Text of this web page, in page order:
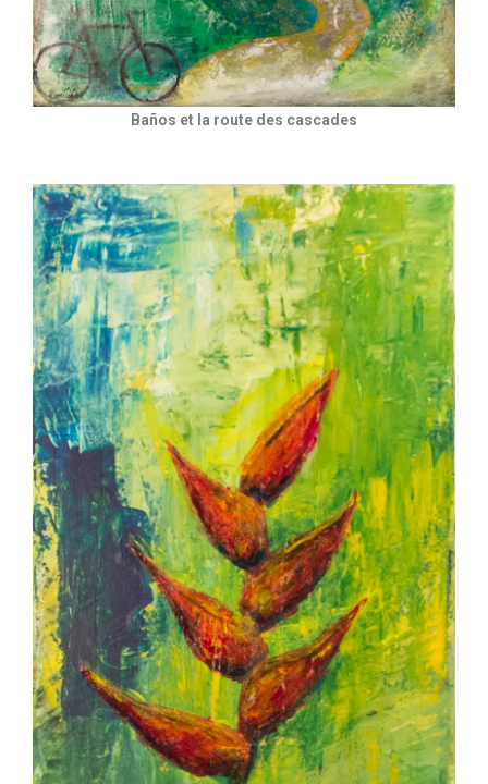
Baños et la route des cascades